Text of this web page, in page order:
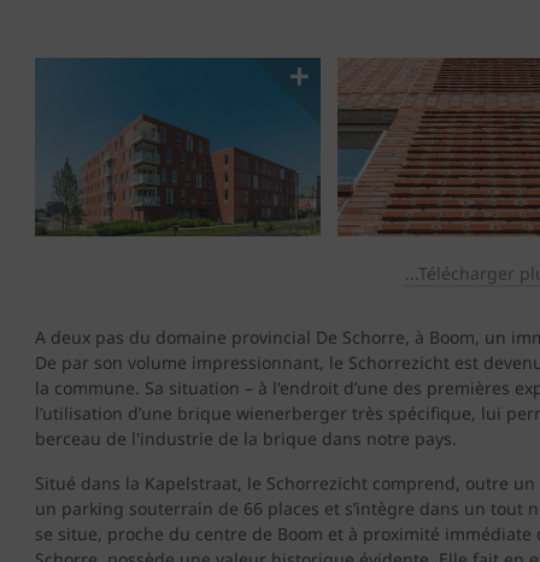
...Télécharger
A deux pas du domaine provincial De Schorre, à Boom, un
De par son volume impressionnant, le Schorrezicht est
la commune. Sa situation – à l'endroit d’une des premières
l’utilisation d’une brique wienerberger très spécifique, lui
berceau de l'industrie de la brique dans notre pays.
Situé dans la Kapelstraat, le Schorrezicht comprend, outre
un parking souterrain de 66 places et s’intègre dans un tout
se situe, proche du centre de Boom et à proximité